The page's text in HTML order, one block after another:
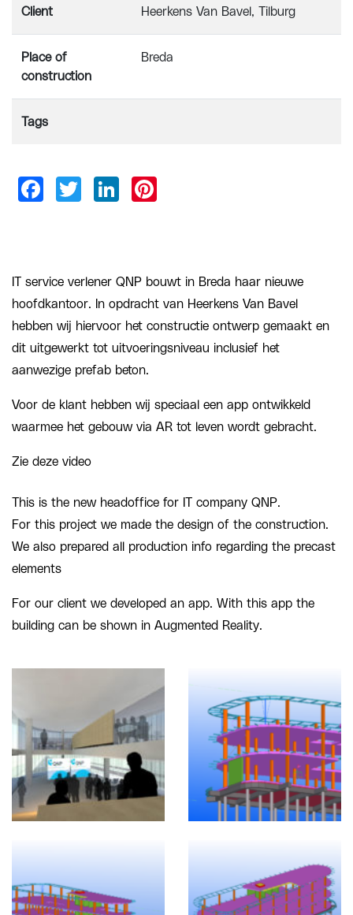
Client Heerkens Van Bavel, Tilburg
Place of
construction
Breda
Tags
IT service verlener QNP bouwt in Breda haar nieuwe
hoofdkantoor. In opdracht van Heerkens Van Bavel
hebben wij hiervoor het constructie ontwerp gemaakt en
dit uitgewerkt tot uitvoeringsniveau inclusief het
aanwezige prefab beton.
Voor de klant hebben wij speciaal een app ontwikkeld
waarmee het gebouw via AR tot leven wordt gebracht.
Zie deze video
This is the new headoffice for IT company QNP.
For this project we made the design of the construction.
We also prepared all production info regarding the precast
elements
For our client we developed an app. With this app the
building can be shown in Augmented Reality.